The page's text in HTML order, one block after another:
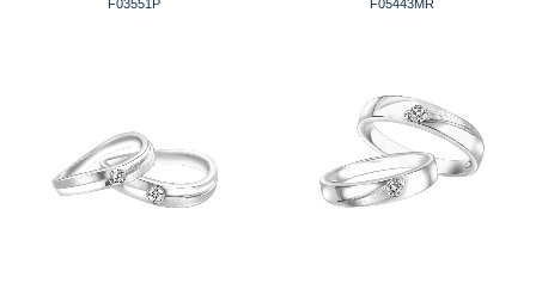
F03551P
F05443MR